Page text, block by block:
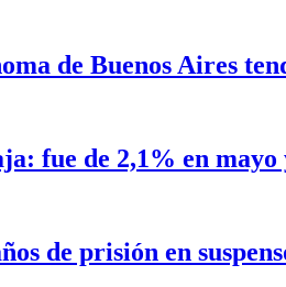
de Buenos Aires
fue de 2,1% en mayo
de prisión en